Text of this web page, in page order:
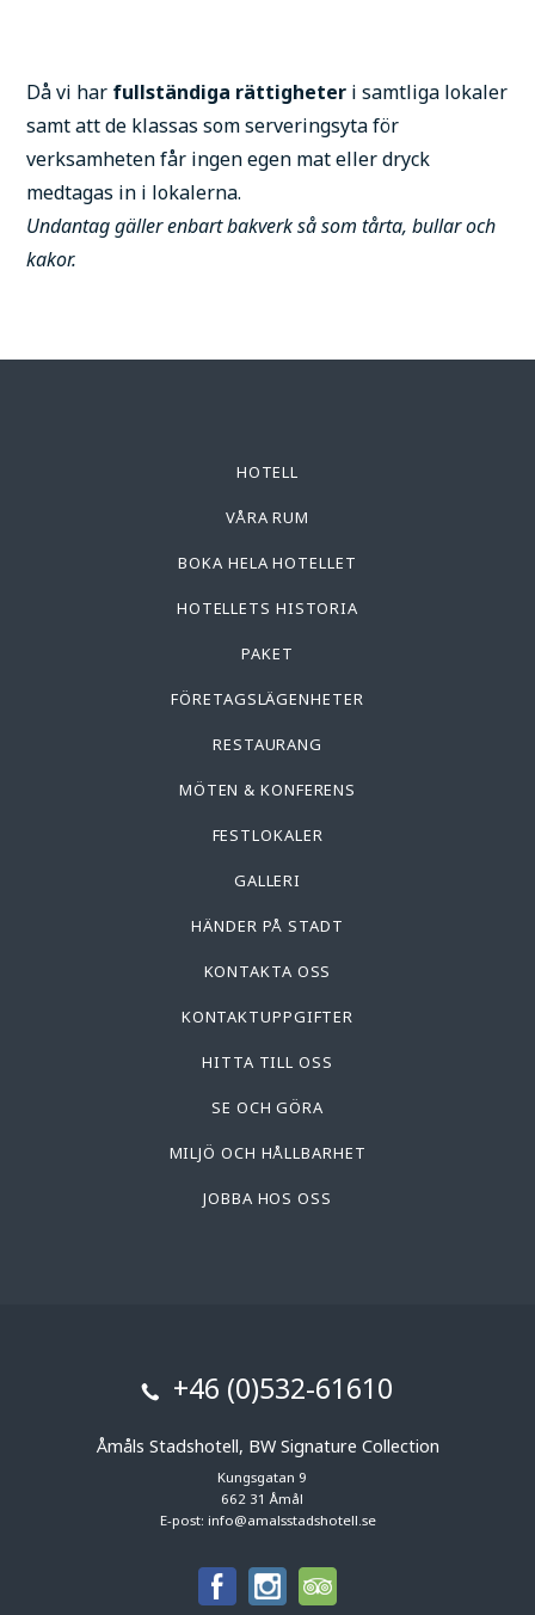
Då vi har fullständiga rättigheter i samtliga lokaler
samt att de klassas som serveringsyta för
verksamheten får ingen egen mat eller dryck
medtagas in i lokalerna.
Undantag gäller enbart bakverk så som tårta, bullar och
kakor.
HOTELL
VÅRA RUM
BOKA HELA HOTELLET
HOTELLETS HISTORIA
PAKET
FÖRETAGSLÄGENHETER
RESTAURANG
MÖTEN & KONFERENS
FESTLOKALER
GALLERI
HÄNDER PÅ STADT
KONTAKTA OSS
KONTAKTUPPGIFTER
HITTA TILL OSS
SE OCH GÖRA
MILJÖ OCH HÅLLBARHET
JOBBA HOS OSS
+46 (0)532-61610
Åmåls Stadshotell, BW Signature Collection
Kungsgatan 9
662 31 Åmål
E-post: info@amalsstadshotell.se